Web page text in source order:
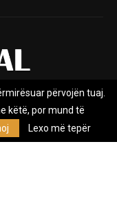
Kontakt
e themeluar në vitin
përvojën tuaj.
këtë, por mund të
Lexo më tepër